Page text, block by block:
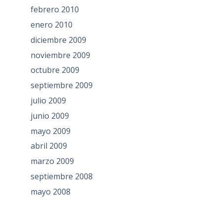
febrero 2010
enero 2010
diciembre 2009
noviembre 2009
octubre 2009
septiembre 2009
julio 2009
junio 2009
mayo 2009
abril 2009
marzo 2009
septiembre 2008
mayo 2008